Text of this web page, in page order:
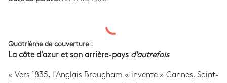
Quatrième de couverture :
La côte d'azur et son arrière-pays d'autrefois
« Vers 1835, l'Anglais Brougham « invente » Cannes. Saint-